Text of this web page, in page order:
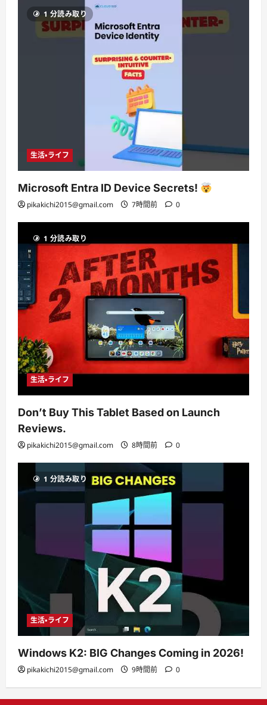
1 分読み取り
生活・ライフ
Microsoft Entra ID Device Secrets!
pikakichi2015@gmail.com 7時間前 0
1 分読み取り
生活・ライフ
Don’t Buy This Tablet Based on Launch
Reviews.
pikakichi2015@gmail.com 8時間前 0
1 分読み取り
生活・ライフ
Windows K2: BIG Changes Coming in 2026!
pikakichi2015@gmail.com 9時間前 0